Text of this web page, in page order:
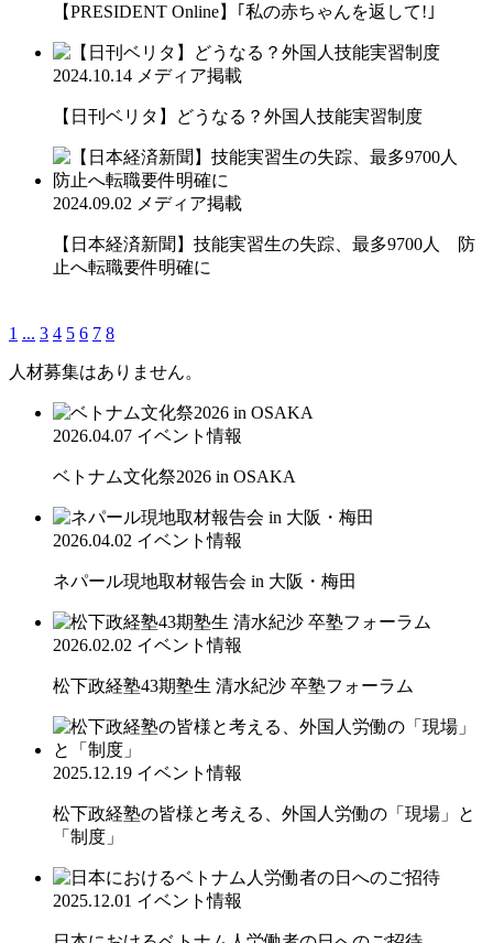
【PRESIDENT Online】｢私の赤ちゃんを返して!｣
2024.10.14 メディア掲載
【日刊ベリタ】どうなる？外国人技能実習制度
2024.09.02 メディア掲載
【日本経済新聞】技能実習生の失踪、最多9700人 防
止へ転職要件明確に
1 ... 3 4 5 6 7 8
人材募集はありません。
2026.04.07 イベント情報
ベトナム文化祭2026 in OSAKA
2026.04.02 イベント情報
ネパール現地取材報告会 in 大阪・梅田
2026.02.02 イベント情報
松下政経塾43期塾生 清水紀沙 卒塾フォーラム
2025.12.19 イベント情報
松下政経塾の皆様と考える、外国人労働の「現場」と
「制度」
2025.12.01 イベント情報